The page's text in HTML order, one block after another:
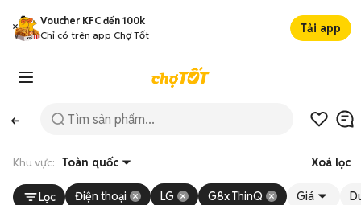
Voucher KFC đến 100k
Chỉ có trên app Chợ Tốt
Tải app
Khu vực: Toàn quốc Xoá lọc
Lọc Điện thoại LG G8x ThinQ Giá